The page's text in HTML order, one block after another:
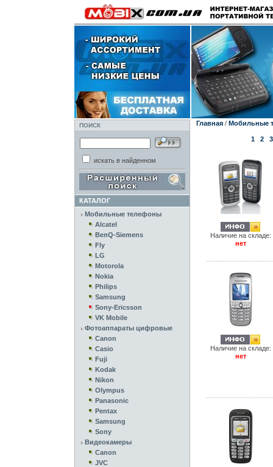
ПОИСК
искать в найденном
КАТАЛОГ
Мобильные телефоны
Alcatel
BenQ-Siemens
Fly
LG
Motorola
Nokia
Philips
Samsung
Sony-Ericsson
VK Mobile
Фотоаппараты цифровые
Canon
Casio
Fuji
Kodak
Nikon
Olympus
Panasonic
Pentax
Samsung
Sony
Видеокамеры
Canon
JVC
Главная/ Мобильные
1 2 3
Наличие на складе:
нет
Наличие на складе:
нет